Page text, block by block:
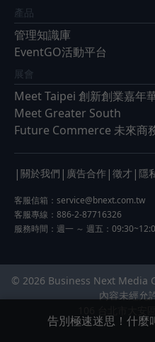
產品
管理知識庫
EventGO活動平台
展會
Meet Taipei 創新創業嘉年
Meet Greater South
Future Commerce 未來商
| 關於我們 | 廣告合作 | 徵才 | 隱
客服信箱： service@bnext.com.tw
客服專線：886-2-87716326
服務時間：週一 ～ 週五：
© 2026 Business Next Media
內容未經允
106 台北市大安
告別極速迷思！什麼